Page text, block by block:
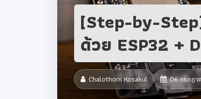
[Step-by-
ด้วย ESP32 +
Chalothorn Kosakul 06 กรกฎา